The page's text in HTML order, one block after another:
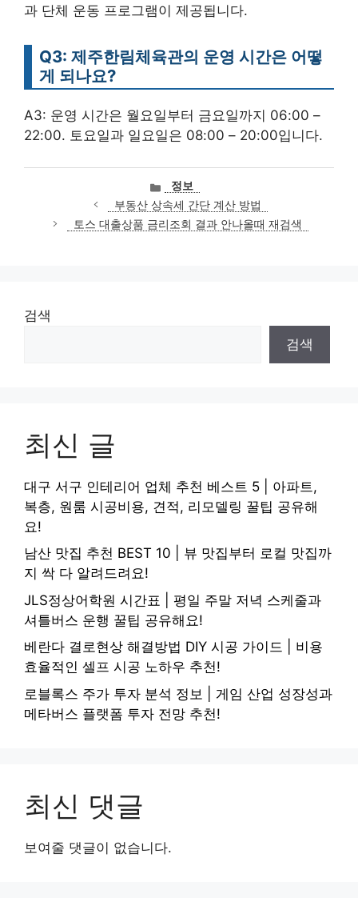
과 단체 운동 프로그램이 제공됩니다.
Q3: 제주한림체육관의 운영 시간은 어떻
게 되나요?
A3: 운영 시간은 월요일부터 금요일까지 06:00 –
22:00. 토요일과 일요일은 08:00 – 20:00입니다.
카
테
고
리
정보
부동산 상속세 간단 계산 방법
토스 대출상품 금리조회 결과 안나올때 재검색
검색
검색
최신 글
대구 서구 인테리어 업체 추천 베스트 5 | 아파트,
복층, 원룸 시공비용, 견적, 리모델링 꿀팁 공유해
요!
남산 맛집 추천 BEST 10 | 뷰 맛집부터 로컬 맛집까
지 싹 다 알려드려요!
JLS정상어학원 시간표 | 평일 주말 저녁 스케줄과
셔틀버스 운행 꿀팁 공유해요!
베란다 결로현상 해결방법 DIY 시공 가이드 | 비용
효율적인 셀프 시공 노하우 추천!
로블록스 주가 투자 분석 정보 | 게임 산업 성장성과
메타버스 플랫폼 투자 전망 추천!
최신 댓글
보여줄 댓글이 없습니다.